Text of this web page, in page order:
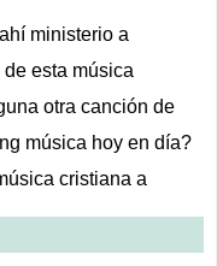
ministerio a
esta música
otra canción de
música hoy en día?
cristiana a